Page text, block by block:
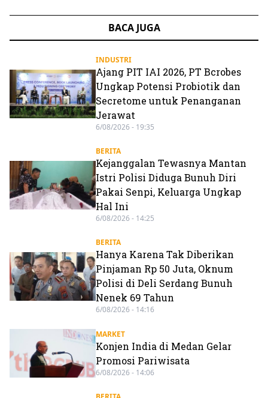
BACA JUGA
INDUSTRI
Ajang PIT IAI 2026, PT Bcrobes
Ungkap Potensi Probiotik dan
Secretome untuk Penanganan
Jerawat
6/08/2026 - 19:35
BERITA
Kejanggalan Tewasnya Mantan
Istri Polisi Diduga Bunuh Diri
Pakai Senpi, Keluarga Ungkap
Hal Ini
6/08/2026 - 14:25
BERITA
Hanya Karena Tak Diberikan
Pinjaman Rp 50 Juta, Oknum
Polisi di Deli Serdang Bunuh
Nenek 69 Tahun
6/08/2026 - 14:16
MARKET
Konjen India di Medan Gelar
Promosi Pariwisata
6/08/2026 - 14:06